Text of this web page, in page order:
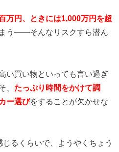
万円、ときには1,000万円を超
う——そんなリスクすら潜ん
い買い物といっても言い過ぎ
、 たっぷり時間をかけて調
ー選びをすることが欠かせな
じるくらいで、ようやくちょう